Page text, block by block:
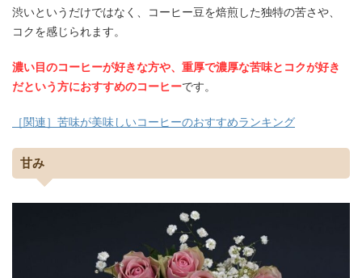
渋いというだけではなく、コーヒー豆を焙煎した独特の苦さや、
コクを感じられます。
濃い目のコーヒーが好きな方や、重厚で濃厚な苦味とコクが好き
だという方におすすめのコーヒーです。
［関連］苦味が美味しいコーヒーのおすすめランキング
甘み